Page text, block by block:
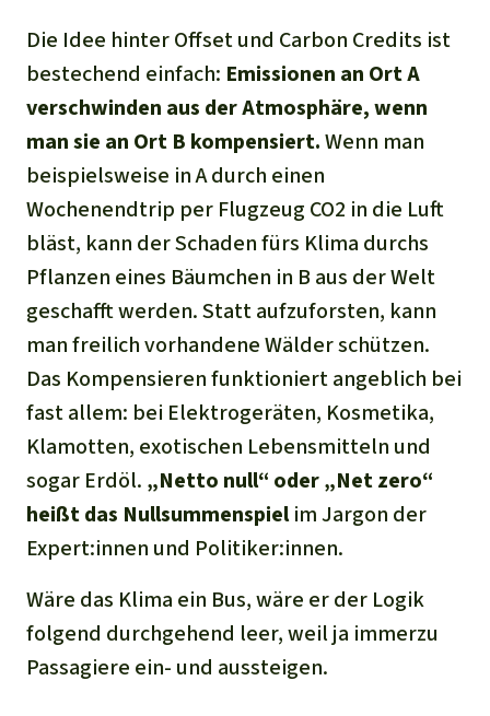
Landraub
Staudämme
Straßen
Zement und Beton
Die Idee hinter Offset und Carbon Credits ist
bestechend einfach: Emissionen an Ort A
verschwinden aus der Atmosphäre, wenn
man sie an Ort B kompensiert.Wenn man
beispielsweise in A durch einen
Wochenendtrip per Flugzeug CO2 in die Luft
bläst, kann der Schaden fürs Klima durchs
Pflanzen eines Bäumchen in B aus der Welt
geschafft werden. Statt aufzuforsten, kann
man freilich vorhandene Wälder schützen.
Das Kompensieren funktioniert angeblich bei
fast allem: bei Elektrogeräten, Kosmetika,
Klamotten, exotischen Lebensmitteln und
sogar Erdöl. „Netto null“ oder „Net zero“
heißt das Nullsummenspielim Jargon der
Expert:innen und Politiker:innen.
Wäre das Klima ein Bus, wäre er der Logik
folgend durchgehend leer, weil ja immerzu
Passagiere ein- und aussteigen.